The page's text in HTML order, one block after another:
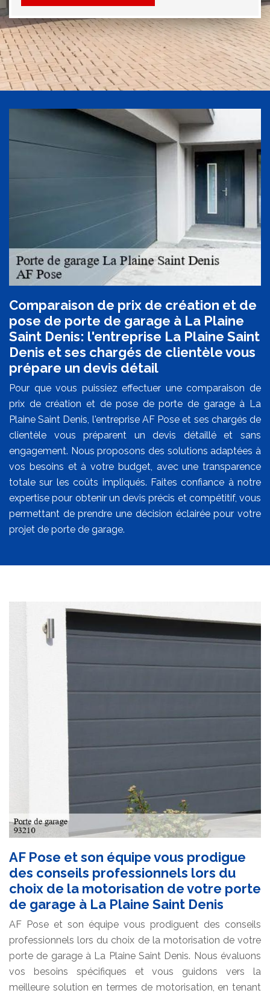
Comparaison de prix de création et de
pose de porte de garage à La Plaine
Saint Denis: l'entreprise La Plaine Saint
Denis et ses chargés de clientèle vous
prépare un devis détail
Pour que vous puissiez effectuer une comparaison de
prix de création et de pose de porte de garage à La
Plaine Saint Denis, l'entreprise AF Pose et ses chargés de
clientèle vous préparent un devis détaillé et sans
engagement. Nous proposons des solutions adaptées à
vos besoins et à votre budget, avec une transparence
totale sur les coûts impliqués. Faites confiance à notre
expertise pour obtenir un devis précis et compétitif, vous
permettant de prendre une décision éclairée pour votre
projet de porte de garage.
AF Pose et son équipe vous prodigue
des conseils professionnels lors du
choix de la motorisation de votre porte
de garage à La Plaine Saint Denis
AF Pose et son équipe vous prodiguent des conseils
professionnels lors du choix de la motorisation de votre
porte de garage à La Plaine Saint Denis. Nous évaluons
vos besoins spécifiques et vous guidons vers la
meilleure solution en termes de motorisation, en tenant